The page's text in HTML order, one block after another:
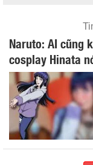
Naruto: AI cũng
cosplay Hinata